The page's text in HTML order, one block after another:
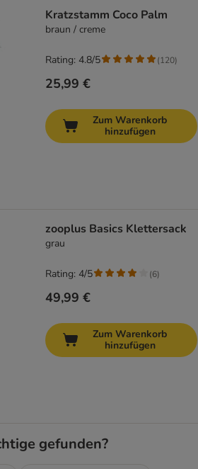
Kratzstamm Coco Palm
braun / creme
25,99 €
Rating: 4.8/5 (120)
Zum Warenkorb
hinzufügen
zooplus Basics Klettersack
grau
49,99 €
Rating: 4/5 (6)
Zum Warenkorb
hinzufügen
gefunden?